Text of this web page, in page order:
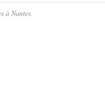
à Nantes.